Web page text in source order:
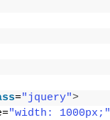
="jquery">
"width: 1000px;"